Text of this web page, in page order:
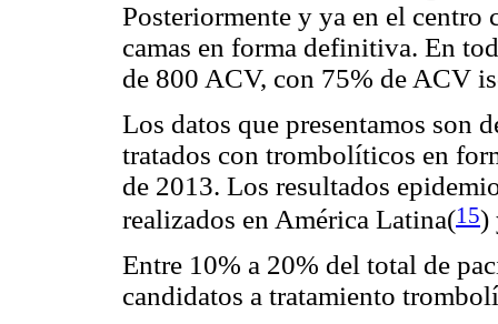
Posteriormente y ya en el centro
camas en forma definitiva. En
de 800 ACV, con 75% de ACV
Los datos que presentamos son
tratados con trombolíticos en
de 2013. Los resultados
realizados en América Latina(15)
Entre 10% a 20% del total de
candidatos a tratamiento